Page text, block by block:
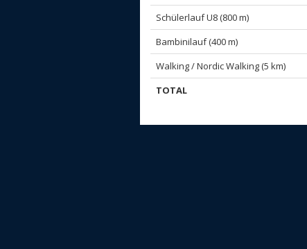
TOTAL
Schülerlauf U8 (800 m)
Bambinilauf (400 m)
Walking / Nordic Walking (5 km)